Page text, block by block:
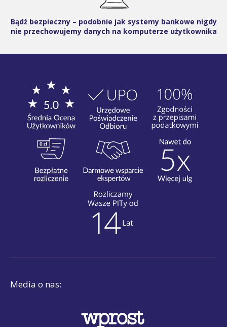
Bądź bezpieczny – podobnie jak systemy bankowe nigdy
nie przechowujemy danych na komputerze użytkownika
Media o nas: